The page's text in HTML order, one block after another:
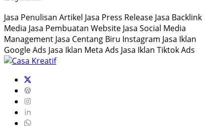
Jasa Penulisan Artikel Jasa Press Release Jasa Backlink
Media Jasa Pembuatan Website Jasa Social Media
Management Jasa Centang Biru Instagram Jasa Iklan
Google Ads Jasa Iklan Meta Ads Jasa Iklan Tiktok Ads